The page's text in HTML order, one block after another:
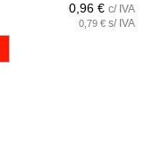
0,96 € c/ IVA
0,79 € s/ IVA